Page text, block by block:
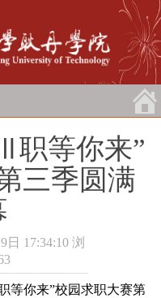
职等你来”
三季圆满
日 17:34:10 浏
等你来”校园求职大赛第